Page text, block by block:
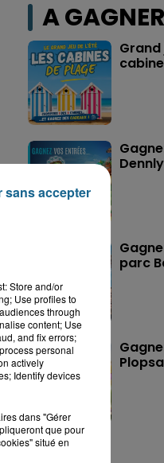
A GAGNER
Grand
parc
Store and/or
Use profiles to
through
content; Use
and fix errors;
personal
actively
Identify devices
dans "Gérer
que pour
situé en
sans accepter